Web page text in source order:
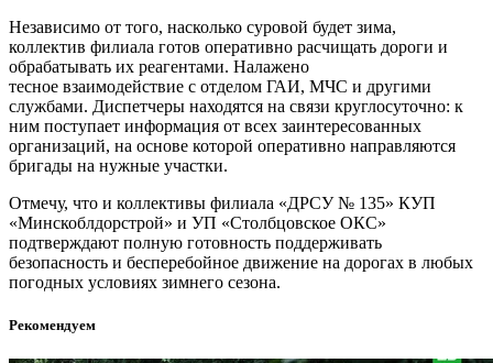
Независимо от того, насколько суровой будет зима,
коллектив филиала готов оперативно расчищать дороги и
обрабатывать их реагентами. Налажено
тесное взаимодействие с отделом ГАИ, МЧС и другими
службами. Диспетчеры находятся на связи круглосуточно: к
ним поступает информация от всех заинтересованных
организаций, на основе которой оперативно направляются
бригады на нужные участки.
Отмечу, что и коллективы филиала «ДРСУ № 135» КУП
«Минскоблдорстрой» и УП «Столбцовское ОКС»
подтверждают полную готовность поддерживать
безопасность и бесперебойное движение на дорогах в любых
погодных условиях зимнего сезона.
Рекомендуем